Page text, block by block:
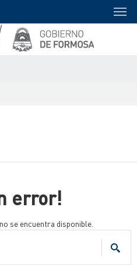
error!
se encuentra disponible.